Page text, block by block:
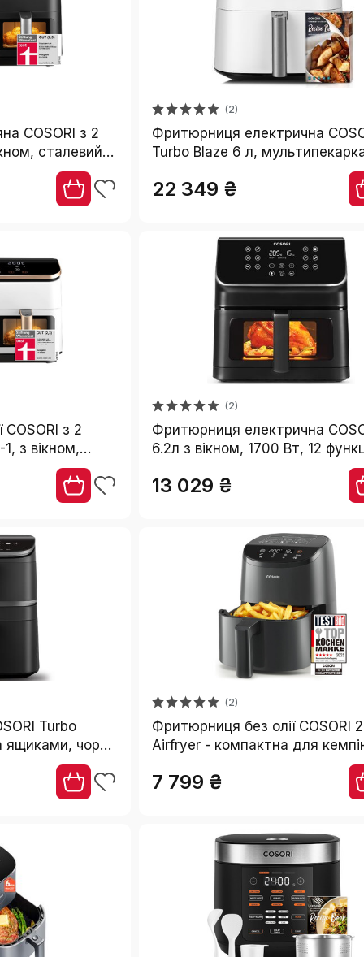
COSORI з 2
сталевий
(2)
Фритюрниця електрична
Turbo Blaze 6 л,
біла - смаження, запікання,
22 349 ₴
з 2
з вікном,
(2)
Фритюрниця електрична
6.2л з вікном, 1700 Вт, 12
(смаження, випікання),
управління, 75-205°C, 30
13 029 ₴
Turbo
ящиками, чорна
(2)
Фритюрниця без олії COSORI
Airfryer - компактна для
подорожей та дому, чорний
7 799 ₴